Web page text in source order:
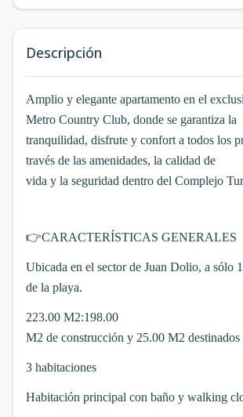
Descripción
Amplio y elegante apartamento en el
Metro Country Club, donde se garantiza la
tranquilidad, disfrute y confort a todos los
través de las amenidades, la calidad de
vida y la seguridad dentro del Complejo
👉CARACTERÍSTICAS GENERALES
Ubicada en el sector de Juan Dolio, a sólo
de la playa.
223.00 M2:198.00
M2 de construcción y 25.00 M2 destinados
3 habitaciones
Habitación principal con baño y walking